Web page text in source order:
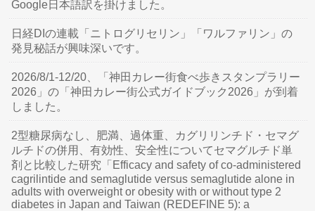
Google日本語訳を掛けました。
日経DIの連載「ニトログリセリン」「ワルファリン」の
発見秘話が興味深いです。
2026/8/1-12/20、「神田カレー街食べ歩きスタンプラリー
2026」の「神田カレー街公式ガイドブック2026」が到着
しました。
2型糖尿病なし、肥満、過体重、カグリリンチド・セマグ
ルチドの併用、有効性、安全性についてセマグルチド単
剤と比較した研究「Efficacy and safety of co-administered
cagrilintide and semaglutide versus semaglutide alone in
adults with overweight or obesity with or without type 2
diabetes in Japan and Taiwan (REDEFINE 5): a